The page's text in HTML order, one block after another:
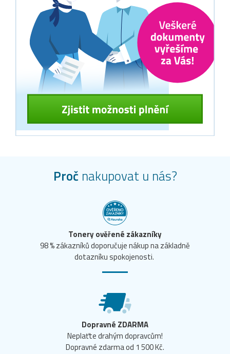
Proč nakupovat u nás?
Tonery ověřené zákazníky
98 % zákazníků doporučuje nákup na základně
dotazníku spokojenosti.
Dopravné ZDARMA
Neplaťte drahým dopravcům!
Dopravné zdarma od 1 500 Kč.